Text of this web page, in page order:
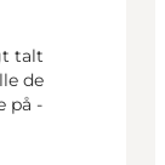
talt
de
på -